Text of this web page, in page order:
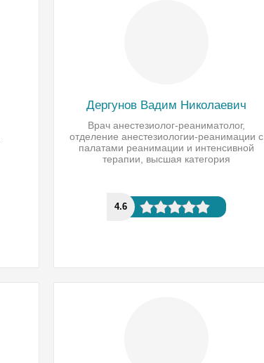
Дергунов Вадим Николаевич
Врач анестезиолог-реаниматолог,
отделение анестезиологии-реанимации с
палатами реанимации и интенсивной
терапии, высшая категория
4.6